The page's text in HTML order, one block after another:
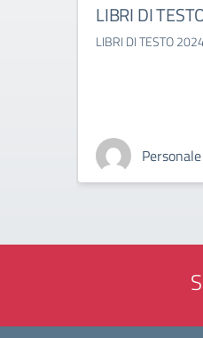
LIBRI DI
LIBRI DI TESTO